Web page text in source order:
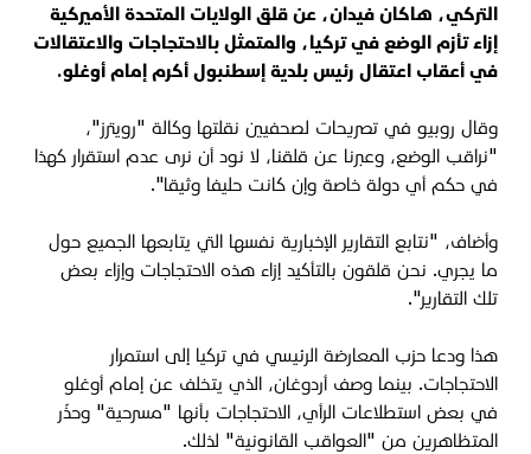
التركي، هاكان فيدان، عن قلق الولايات المتحدة الأميركية
إزاء تأزم الوضع في تركيا، والمتمثل بالاحتجاجات والاعتقالات
في أعقاب اعتقال رئيس بلدية إسطنبول أكرم إمام أوغلو.
وقال روبيو في تصريحات لصحفيين نقلتها وكالة "رويترز"،
"نراقب الوضع، وعبرنا عن قلقنا، لا نود أن نرى عدم استقرار كهذا
في حكم أي دولة خاصة وإن كانت حليفا وثيقا".
وأضاف، "نتابع التقارير الإخبارية نفسها التي يتابعها الجميع حول
ما يجري. نحن قلقون بالتأكيد إزاء هذه الاحتجاجات وإزاء بعض
تلك التقارير".
هذا ودعا حزب المعارضة الرئيسي في تركيا إلى استمرار
الاحتجاجات. بينما وصف أردوغان، الذي يتخلف عن إمام أوغلو
في بعض استطلاعات الرأي، الاحتجاجات بأنها "مسرحية" وحذّر
المتظاهرين من "العواقب القانونية" لذلك.